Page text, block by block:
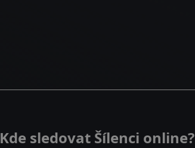
Kde sledovat Šílenci online?